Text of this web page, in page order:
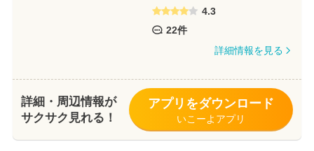
4.3
22件
詳細情報を見る
詳細・周辺情報が
サクサク見れる！
アプリをダウンロード
いこーよアプリ